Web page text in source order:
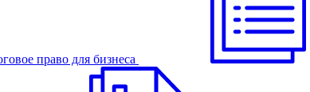
право для бизнеса